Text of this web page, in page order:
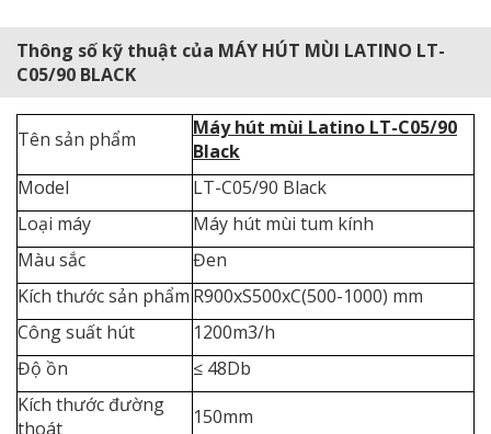
Thông số kỹ thuật của MÁY HÚT MÙI LATINO LT-
C05/90 BLACK
Tên sản phẩm
Máy hút mùi Latino LT-C05/90
Black
Model
LT-C05/90 Black
Loại máy
Máy hút mùi tum kính
Màu sắc
Đen
Kích thước sản phẩm R900xS500xC(500-1000) mm
Công suất hút
1200m3/h
Độ ồn
≤ 48Db
Kích thước đường
thoát
150mm